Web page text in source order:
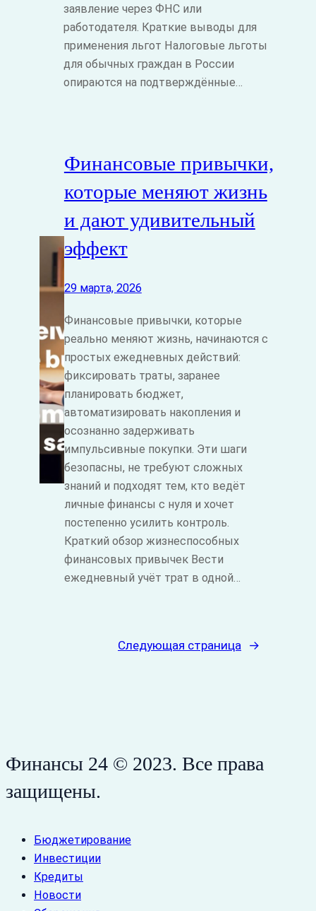
заявление через ФНС или
работодателя. Краткие выводы для
применения льгот Налоговые льготы
для обычных граждан в России
опираются на подтверждённые…
Финансовые привычки,
которые меняют жизнь
и дают удивительный
эффект
29 марта, 2026
Финансовые привычки, которые
реально меняют жизнь, начинаются с
простых ежедневных действий:
фиксировать траты, заранее
планировать бюджет,
автоматизировать накопления и
осознанно задерживать
импульсивные покупки. Эти шаги
безопасны, не требуют сложных
знаний и подходят тем, кто ведёт
личные финансы с нуля и хочет
постепенно усилить контроль.
Краткий обзор жизнеспособных
финансовых привычек Вести
ежедневный учёт трат в одной…
Следующая страница →
Финансы 24 © 2023. Все права
защищены.
Бюджетирование
Инвестиции
Кредиты
Новости